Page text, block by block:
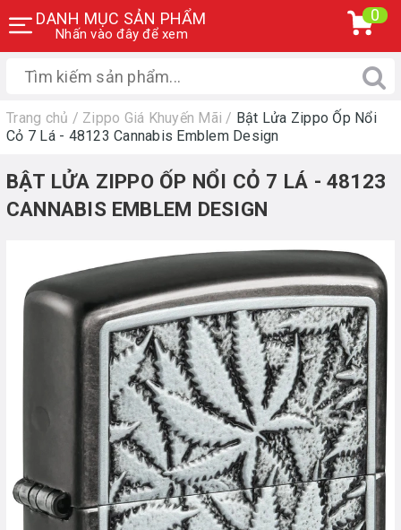
DANH MỤC SẢN PHẨM
Nhấn vào đây để xem
0
Trang chủ / Zippo Giá Khuyến Mãi / Bật Lửa Zippo Ốp Nổi
Cỏ 7 Lá - 48123 Cannabis Emblem Design
BẬT LỬA ZIPPO ỐP NỔI CỎ 7 LÁ - 48123
CANNABIS EMBLEM DESIGN